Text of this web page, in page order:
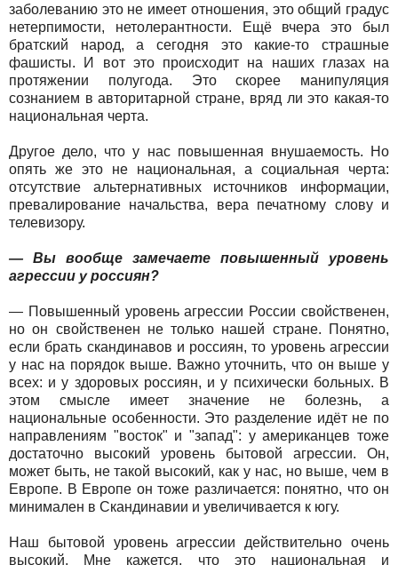
заболеванию это не имеет отношения, это общий градус
нетерпимости, нетолерантности. Ещё вчера это был
братский народ, а сегодня это какие-то страшные
фашисты. И вот это происходит на наших глазах на
протяжении полугода. Это скорее манипуляция
сознанием в авторитарной стране, вряд ли это какая-то
национальная черта.
Другое дело, что у нас повышенная внушаемость. Но
опять же это не национальная, а социальная черта:
отсутствие альтернативных источников информации,
превалирование начальства, вера печатному слову и
телевизору.
— Вы вообще замечаете повышенный уровень
агрессии у россиян?
— Повышенный уровень агрессии России свойственен,
но он свойственен не только нашей стране. Понятно,
если брать скандинавов и россиян, то уровень агрессии
у нас на порядок выше. Важно уточнить, что он выше у
всех: и у здоровых россиян, и у психически больных. В
этом смысле имеет значение не болезнь, а
национальные особенности. Это разделение идёт не по
направлениям "восток" и "запад": у американцев тоже
достаточно высокий уровень бытовой агрессии. Он,
может быть, не такой высокий, как у нас, но выше, чем в
Европе. В Европе он тоже различается: понятно, что он
минимален в Скандинавии и увеличивается к югу.
Наш бытовой уровень агрессии действительно очень
высокий. Мне кажется, что это национальная и